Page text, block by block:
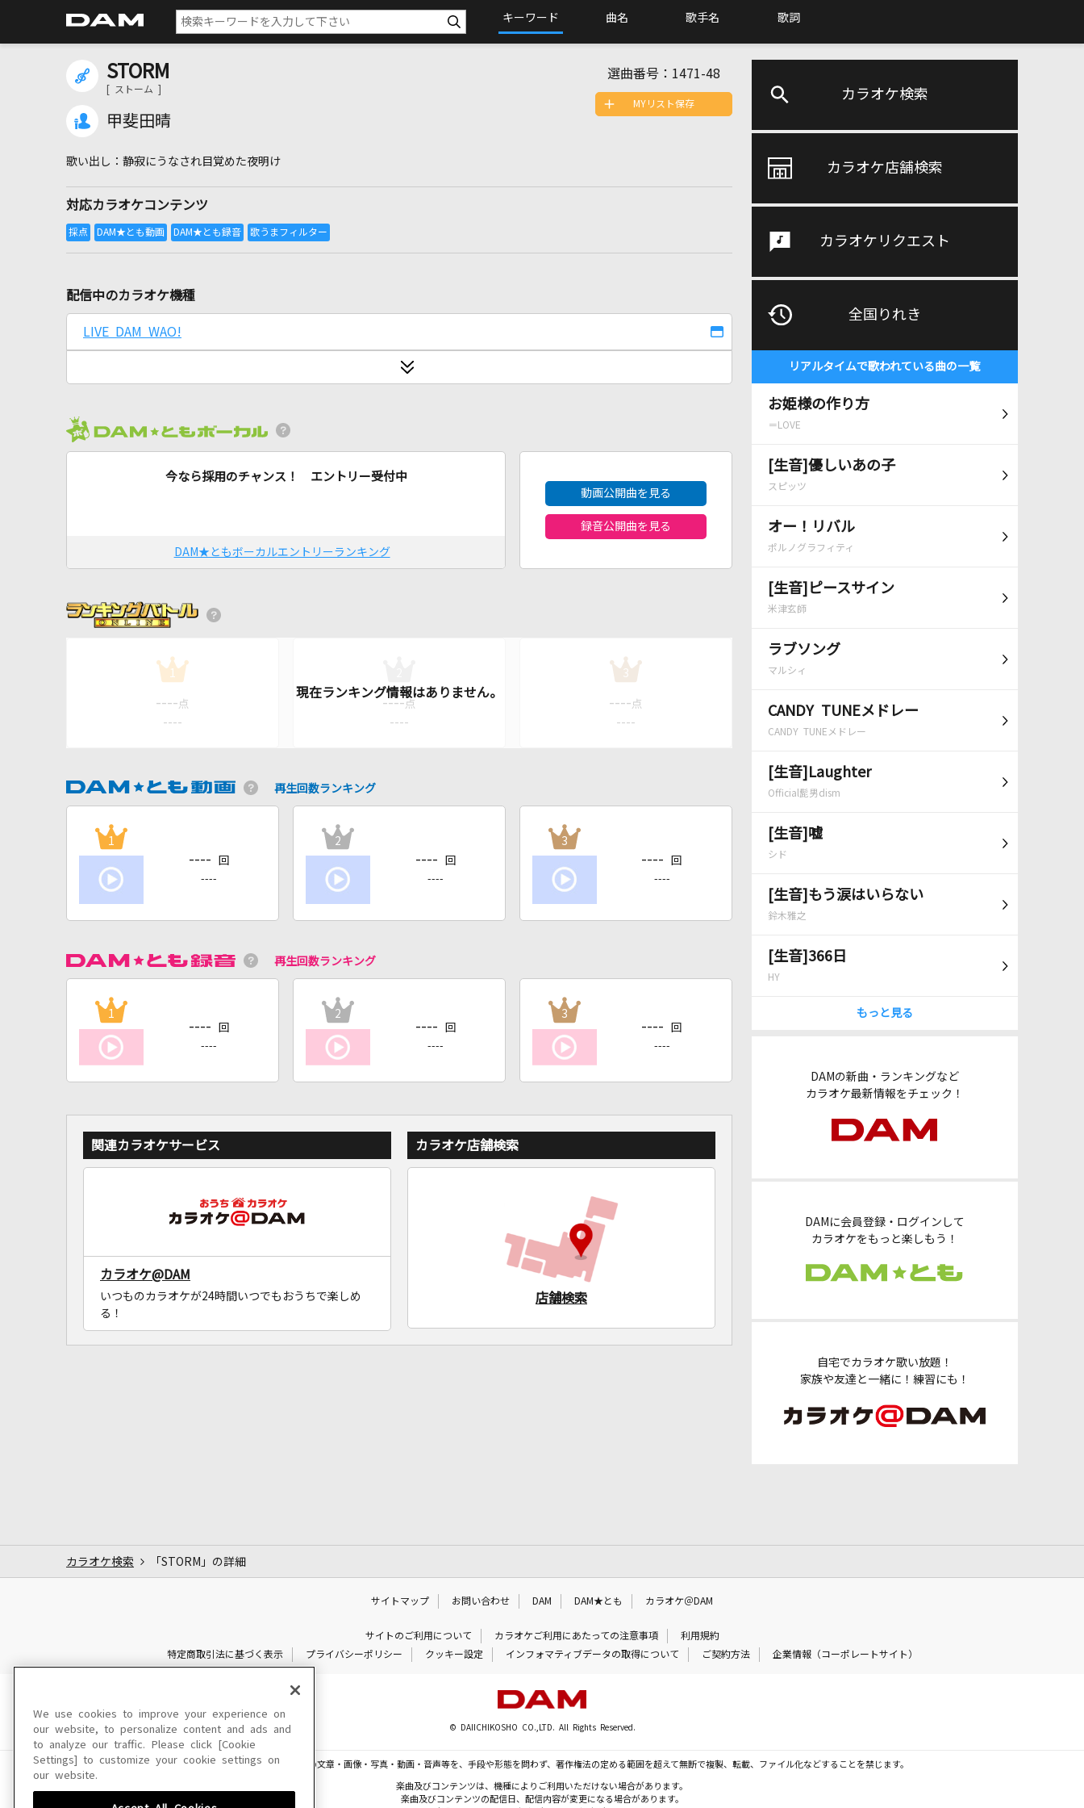
キーワード 曲名 歌手名 歌詞
カラオケ検索
カラオケ店舗検索
カラオケリクエスト
全国りれき
リアルタイムで歌われている曲の一覧
お姫様の作り方
＝LOVE
[生音]優しいあの子
スピッツ
オー！リバル
ポルノグラフィティ
[生音]ピースサイン
米津玄師
ラブソング
マルシィ
CANDY TUNEメドレー
CANDY TUNEメドレー
[生音]Laughter
Official髭男dism
[生音]嘘
シド
[生音]もう涙はいらない
鈴木雅之
[生音]366日
HY
もっと見る
DAMの新曲・ランキングなど
カラオケ最新情報をチェック！
DAMに会員登録・ログインして
カラオケをもっと楽しもう！
自宅でカラオケ歌い放題！
家族や友達と一緒に！練習にも！
STORM
[ ストーム ]
甲斐田晴
選曲番号： 1471-48
静寂にうなされ目覚めた夜明け
対応カラオケコンテンツ
MYリスト保存
配信中のカラオケ機種
LIVE DAM WAO!
今なら採用のチャンス！ エントリー受付中
DAM★ともボーカルエントリーランキング
動画公開曲を見る
録音公開曲を見る
1
---- 点
----
---- 点
----
3
---- 点
----
再生回数ランキング
1
---- 回
----
2
---- 回
----
3
---- 回
----
再生回数ランキング
1
---- 回
----
2
---- 回
----
3
---- 回
----
関連カラオケサービス
カラオケ@DAM
いつものカラオケが24時間いつでもおうちで楽しめ
る！
カラオケ店舗検索
店舗検索
カラオケ検索 「STORM」の詳細
サイトマップ お問い合わせ DAM DAM★とも カラオケ＠DAM
サイトのご利用について カラオケご利用にあたっての注意事項
利用規約
特定商取引法に基づく表示
プライバシーポリシー クッキー設定 インフォマティブデータの取得について ご契約方法 企業情報（コーポレートサイト）
© DAIICHIKOSHO CO.,LTD. All Rights Reserved.
このサイトに掲載されている一切の文章・画像・写真・動画・音声等を、手段や形態を問わず、著作権法の定める範囲を超えて無断で複製、転載、ファイル化などすることを禁じます。
楽曲及びコンテンツは、機種によりご利用いただけない場合があります。
楽曲及びコンテンツの配信日、配信内容が変更になる場合があります。
We use cookies to improve your experience on
our website, to personalize content and ads and
to analyze our traffic. Please click [Cookie
Settings] to customize your cookie settings on
our website.